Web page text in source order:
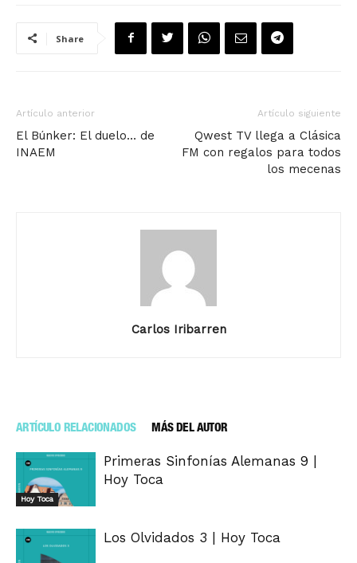
Share
Artículo anterior
El Búnker: El duelo… de
INAEM
Artículo siguiente
Qwest TV llega a Clásica
FM con regalos para todos
los mecenas
Carlos Iribarren
ARTÍCULO RELACIONADOS MÁS DEL AUTOR
Hoy Toca
Primeras Sinfonías Alemanas 9 |
Hoy Toca
Los Olvidados 3 | Hoy Toca